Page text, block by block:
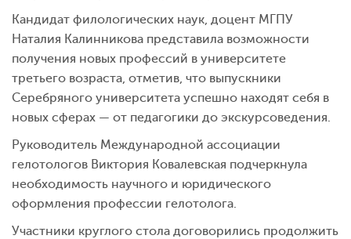
Кандидат филологических наук, доцент МГПУ
Наталия Калинникова представила возможности
получения новых профессий в университете
третьего возраста, отметив, что выпускники
Серебряного университета успешно находят себя в
новых сферах — от педагогики до экскурсоведения.
Руководитель Международной ассоциации
гелотологов Виктория Ковалевская подчеркнула
необходимость научного и юридического
оформления профессии гелотолога.
Участники круглого стола договорились продолжить